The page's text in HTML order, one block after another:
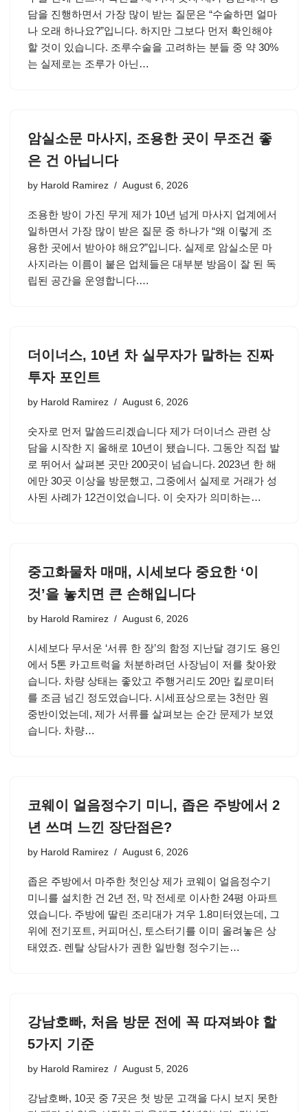
담을 진행하면서 가장 많이 받는 질문은 “수술하면 얼마
나 오래 하나요?”입니다. 하지만 그보다 먼저 확인해야
할 것이 있습니다. 조루수술을 고려하는 분들 중 약 30%
는 실제로는 조루가 아닌…
암실소문 마사지, 조용한 곳이 무조건 좋
은 건 아닙니다
by Harold Ramirez August 6, 2026
조용한 방이 가진 무게 제가 10년 넘게 마사지 업계에서
일하면서 가장 많이 받은 질문 중 하나가 “왜 이렇게 조
용한 곳에서 받아야 해요?”입니다. 실제로 암실소문 마
사지라는 이름이 붙은 업체들은 대부분 방음이 잘 된 독
립된 공간을 운영합니다.…
더이너스, 10년 차 실무자가 말하는 진짜
투자 포인트
by Harold Ramirez August 6, 2026
숫자로 먼저 말씀드리겠습니다 제가 더이너스 관련 상
담을 시작한 지 올해로 10년이 됐습니다. 그동안 직접 발
로 뛰어서 살펴본 곳만 200곳이 넘습니다. 2023년 한 해
에만 30곳 이상을 방문했고, 그중에서 실제로 거래가 성
사된 사례가 12건이었습니다. 이 숫자가 의미하는…
중고화물차 매매, 시세보다 중요한 ‘이
것’을 놓치면 큰 손해입니다
by Harold Ramirez August 6, 2026
시세보다 무서운 ‘서류 한 장’의 함정 지난달 경기도 용인
에서 5톤 카고트럭을 처분하려던 사장님이 저를 찾아왔
습니다. 차량 상태는 좋았고 주행거리도 20만 킬로미터
를 조금 넘긴 정도였습니다. 시세표상으로는 3천만 원
중반이었는데, 제가 서류를 살펴보는 순간 문제가 보였
습니다. 차량…
코웨이 얼음정수기 미니, 좁은 주방에서 2
년 쓰며 느낀 장단점은?
by Harold Ramirez August 6, 2026
좁은 주방에서 마주한 첫인상 제가 코웨이 얼음정수기
미니를 설치한 건 2년 전, 막 전세로 이사한 24평 아파트
였습니다. 주방에 딸린 조리대가 겨우 1.8미터였는데, 그
위에 전기포트, 커피머신, 토스터기를 이미 올려놓은 상
태였죠. 렌탈 상담사가 권한 일반형 정수기는…
강남호빠, 처음 방문 전에 꼭 따져봐야 할
5가지 기준
by Harold Ramirez August 5, 2026
강남호빠, 10곳 중 7곳은 첫 방문 고객을 다시 보지 못한